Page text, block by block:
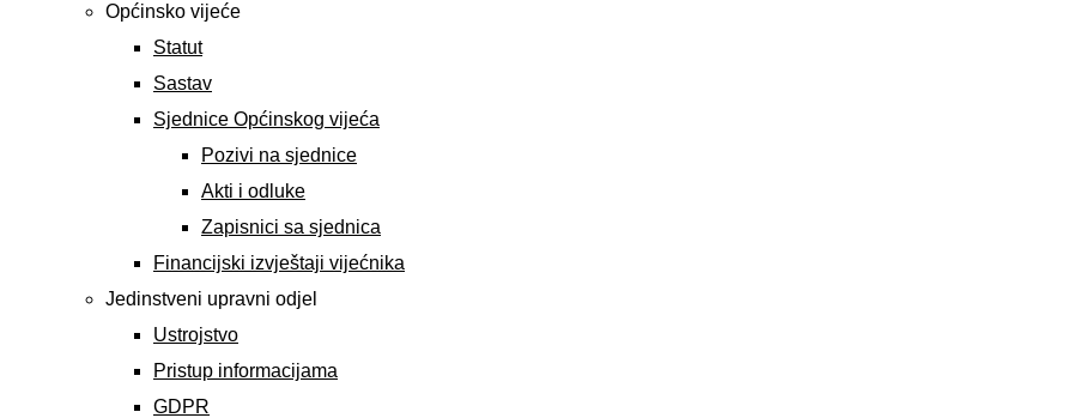
Općinsko vijeće
Statut
Sastav
Sjednice Općinskog vijeća
Pozivi na sjednice
Akti i odluke
Zapisnici sa sjednica
Financijski izvještaji vijećnika
Jedinstveni upravni odjel
Ustrojstvo
Pristup informacijama
GDPR